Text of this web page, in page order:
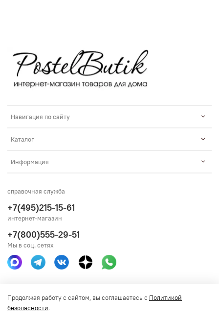
Навигация по сайту
Каталог
Информация
Получить консультацию
справочная служба
+7(495)215-15-61
интернет-магазин
+7(800)555-29-51
Мы в соц. сетях
Продолжая работу с сайтом, вы соглашаетесь с Политикой
безопасности.